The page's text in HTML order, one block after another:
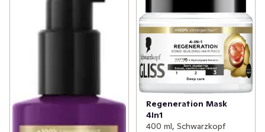
Regeneration Mask
4In1
400 ml, Schwarzkopf